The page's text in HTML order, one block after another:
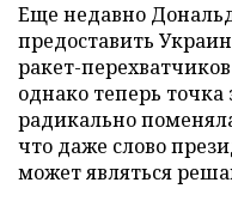
Еще недавно
предоставить
ракет-
однако теперь
радикально
что даже слово
может являться